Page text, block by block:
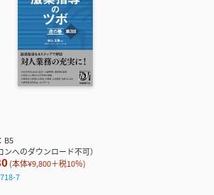
B5
ンへのダウンロード不可）
(本体¥9,800＋税10％)
7